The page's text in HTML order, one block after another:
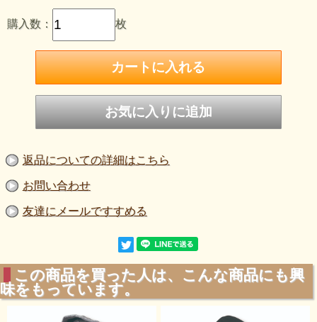
購入数： 枚
返品についての詳細はこちら
お問い合わせ
友達にメールですすめる
この商品を買った人は、こんな商品にも興
味をもっています。